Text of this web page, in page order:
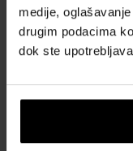
medije,
drugim podacima
dok ste
Kontakt
SVE O KUPNJI
Zaštita privatnosti